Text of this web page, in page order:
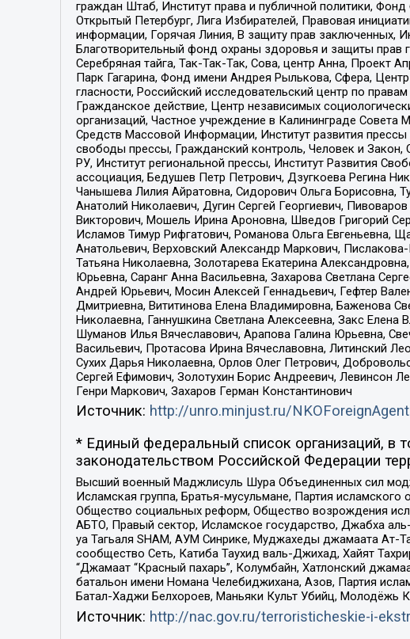
граждан Штаб, Институт права и публичной политики,
Открытый Петербург, Лига Избирателей, Правовая
информации, Горячая Линия, В защиту прав заключенных,
Благотворительный фонд охраны здоровья и защиты
Серебряная тайга, Так-Так-Так, Сова, центр Анна, Проект
Парк Гагарина, Фонд имени Андрея Рылькова, Сфера,
гласности, Российский исследовательский центр по
Гражданское действие, Центр независимых
организаций, Частное учреждение в Калининграде
Средств Массовой Информации, Институт развития
свободы прессы, Гражданский контроль, Человек и
РУ, Институт региональной прессы, Институт Развития
ассоциация, Бедушев Петр Петрович, Дзугкоева Регина
Чанышева Лилия Айратовна, Сидорович Ольга Борисовна,
Анатолий Николаевич, Дугин Сергей Георгиевич,
Викторович, Мошель Ирина Ароновна, Шведов Григорий
Исламов Тимур Рифгатович, Романова Ольга Евгеньевна,
Анатольевич, Верховский Александр Маркович,
Татьяна Николаевна, Золотарева Екатерина
Юрьевна, Саранг Анна Васильевна, Захарова Светлана
Андрей Юрьевич, Мосин Алексей Геннадьевич, Гефтер
Дмитриевна, Вититинова Елена Владимировна, Баженова
Николаевна, Ганнушкина Светлана Алексеевна, Закс
Шуманов Илья Вячеславович, Арапова Галина Юрьевна,
Васильевич, Протасова Ирина Вячеславовна, Литинский
Сухих Дарья Николаевна, Орлов Олег Петрович,
Сергей Ефимович, Золотухин Борис Андреевич, Левинсон
Генри Маркович, Захаров Герман Константинович
Источник: http://unro.minjust.ru/
* Единый федеральный список организаций, в
законодательством Российской Федерации
Высший военный Маджлисуль Шура Объединенных сил
Исламская группа, Братья-мусульмане, Партия
Общество социальных реформ, Общество возрождения
АБТО, Правый сектор, Исламское государство, Джабха
уа Тагьаля SHAM, АУМ Синрике, Муджахеды джамаата Ат-
сообщество Сеть, Катиба Таухид валь-Джихад, Хайят
“Джамаат “Красный пахарь”, Колумбайн, Хатлонский
батальон имени Номана Челебиджихана, Азов, Партия
Батал-Хаджи Белхороев, Маньяки Культ Убийц, Молодёжь
Источник: http://nac.gov.ru/terroristicheskie-i-